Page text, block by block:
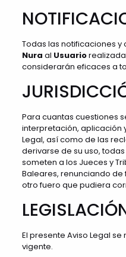
Todas las notificaciones
Nura al Usuario
considerarán eficaces a
Para cuantas cuestiones
interpretación, aplicación
Legal, así como de las
derivarse de su uso,
someten a los Jueces y
Baleares, renunciando
otro fuero que pudiera
El presente Aviso Legal
vigente.